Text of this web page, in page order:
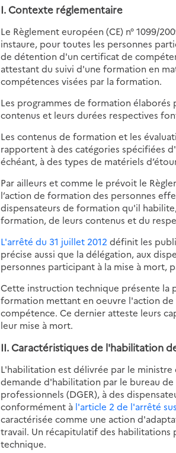
I. Contexte réglementaire
Le Règlement européen (CE) n° 1099/
instaure, pour toutes les personnes
de détention d'un certificat de
attestant du suivi d'une formation en
compétences visées par la formation.
Les programmes de formation
contenus et leurs durées respectives
Les contenus de formation et les
rapportent à des catégories spécifiées
échéant, à des types de matériels
Par ailleurs et comme le prévoit le
l’action de formation des personnes
dispensateurs de formation qu'il
formation, de leurs contenus et du
L'arrêté du 31 juillet 2012 définit les
précise aussi que la délégation, aux
personnes participant à la mise à mort,
Cette instruction technique présente la
formation mettant en oeuvre l'action
compétence. Ce dernier atteste leurs
leur mise à mort.
II. Caractéristiques de l'habilitation
L'habilitation est délivrée par le
demande d'habilitation par le bureau
professionnels (DGER), à des
conformément à l'article 2 de l'arrêté
caractérisée comme une action
travail. Un récapitulatif des habilitations
technique.